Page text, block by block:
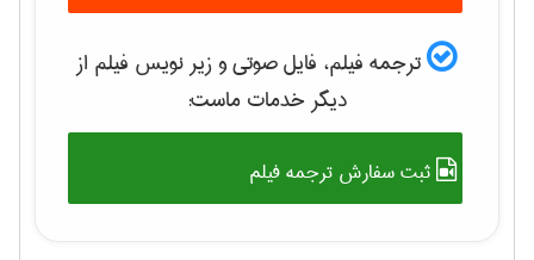
ترجمه فیلم، فایل صوتی و زیر نویس فیلم از
دیگر خدمات ماست:
ثبت سفارش ترجمه فیلم